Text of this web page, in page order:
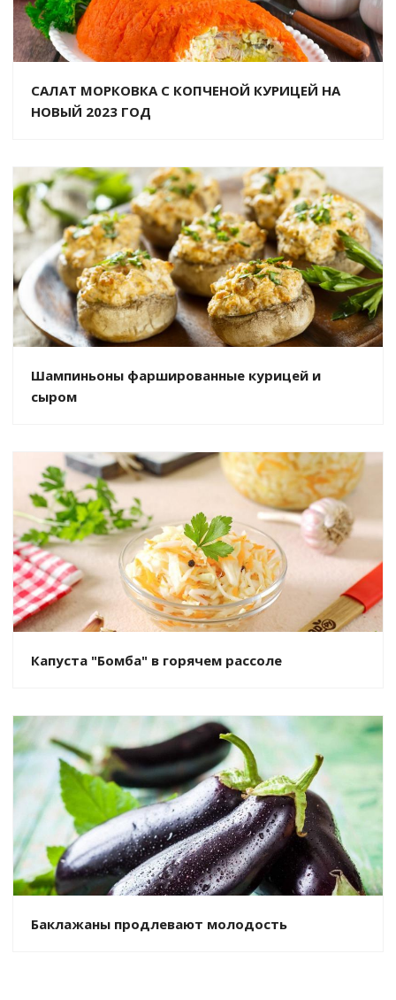
САЛАТ МОРКОВКА С КОПЧЕНОЙ КУРИЦЕЙ НА
НОВЫЙ 2023 ГОД
Шампиньоны фаршированные курицей и
сыром
Капуста "Бомба" в горячем рассоле
Баклажаны продлевают молодость